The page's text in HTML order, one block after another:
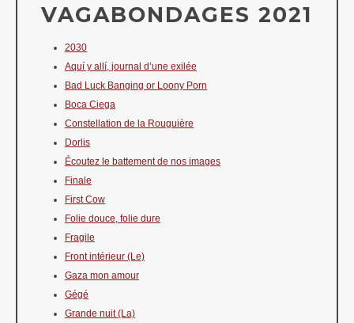
VAGABONDAGES 2021
2030
Aquí y allí, journal d’une exilée
Bad Luck Banging or Loony Porn
Boca Ciega
Constellation de la Rouguière
Dorlis
Écoutez le battement de nos images
Finale
First Cow
Folie douce, folie dure
Fragile
Front intérieur (Le)
Gaza mon amour
Gégé
Grande nuit (La)